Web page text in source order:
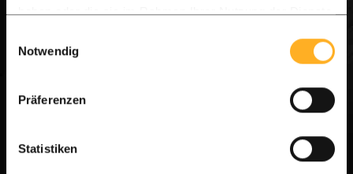
haben oder die sie im Rahmen Ihrer Nutzung der Dienste
Notwendig
Präferenzen
Statistiken
Unsere Produkte verwendet